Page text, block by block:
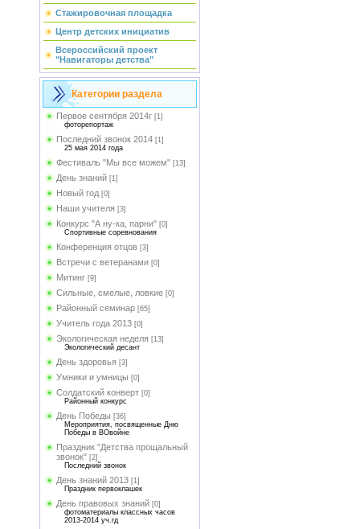
Стажировочная площадка
Центр детских инициатив
Всероссийский проект
"Навигаторы детства"
Категории раздела
Первое сентября 2014г [1]
фоторепортаж
Последний звонок 2014 [1]
25 мая 2014 года
Фестиваль "Мы все можем" [13]
День знаний [1]
Новый год [0]
Наши учителя [3]
Конкурс "А ну-ка, парни" [0]
Спортивные соревнования
Конференция отцов [3]
Встречи с ветеранами [0]
Митинг [9]
Сильные, смелые, ловкие [0]
Районный семинар [65]
Учитель года 2013 [0]
Экологическая неделя [13]
Экологический десант
День здоровья [3]
Умники и умницы [0]
Солдатский конверт [0]
Районный конкурс
День Победы [36]
Мероприятия, посвященные Дню
Победы в ВОвойне
Праздник "Детства прощальный
звонок" [2]
Последний звонок
День знаний 2013 [1]
Праздник первоклашек
День правовых знаний [0]
фотоматериалы классных часов
2013-2014 уч.гд